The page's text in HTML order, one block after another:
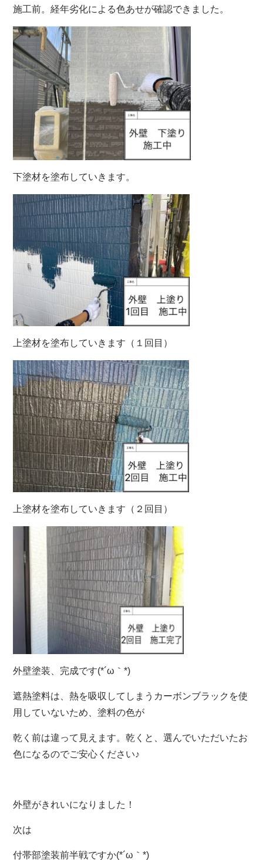
施工前。経年劣化による色あせが確認できました。
下塗材を塗布していきます。
上塗材を塗布していきます（１回目）
上塗材を塗布していきます（２回目）
外壁塗装、完成です(*´ω｀*)
遮熱塗料は、熱を吸収してしまうカーボンブラックを使
用していないため、塗料の色が
乾く前は違って見えます。乾くと、選んでいただいたお
色になるのでご安心ください♪
外壁がきれいになりました！
次は
付帯部塗装前半戦ですか(*´ω｀*)